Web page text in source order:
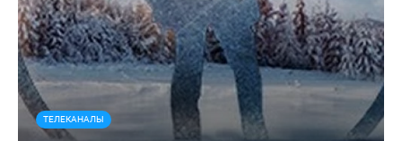
ТЕЛЕКАНАЛЫ